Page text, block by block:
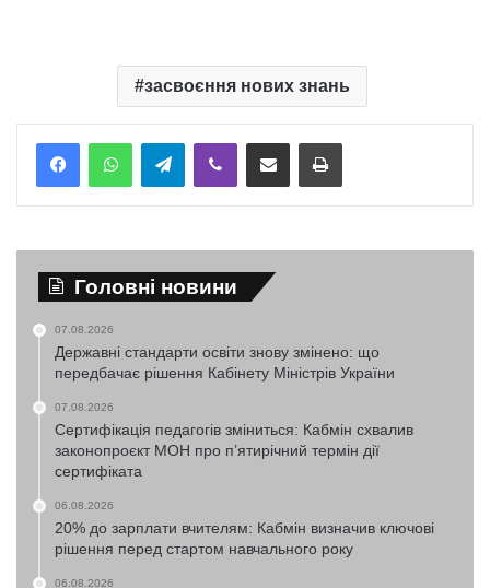
засвоєння нових знань
TelegramViber Надіслати електронною поштоюНадрукувати
Головні новини
07.08.2026
Державні стандарти освіти знову змінено: що
передбачає рішення Кабінету Міністрів України
07.08.2026
Сертифікація педагогів зміниться: Кабмін схвалив
законопроєкт МОН про п’ятирічний термін дії
сертифіката
06.08.2026
20% до зарплати вчителям: Кабмін визначив ключові
рішення перед стартом навчального року
06.08.2026